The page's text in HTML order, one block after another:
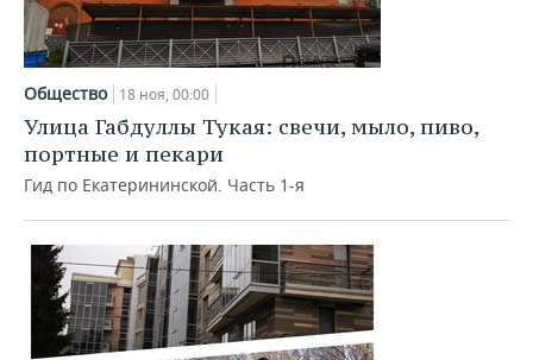
Общество 18 ноя, 00:00
Улица Габдуллы Тукая: свечи, мыло, пиво,
портные и пекари
Гид по Екатерининской. Часть 1-я